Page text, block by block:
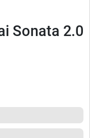
Sonata 2.0